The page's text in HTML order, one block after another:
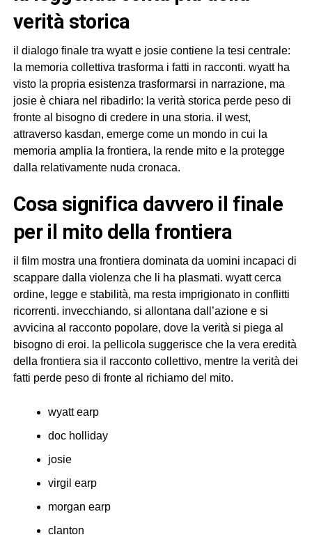
verità storica
il dialogo finale tra wyatt e josie contiene la tesi centrale:
la memoria collettiva trasforma i fatti in racconti. wyatt ha
visto la propria esistenza trasformarsi in narrazione, ma
josie è chiara nel ribadirlo: la verità storica perde peso di
fronte al bisogno di credere in una storia. il west,
attraverso kasdan, emerge come un mondo in cui la
memoria amplia la frontiera, la rende mito e la protegge
dalla relativamente nuda cronaca.
cosa significa davvero il finale
per il mito della frontiera
il film mostra una frontiera dominata da uomini incapaci di
scappare dalla violenza che li ha plasmati. wyatt cerca
ordine, legge e stabilità, ma resta imprigionato in conflitti
ricorrenti. invecchiando, si allontana dall’azione e si
avvicina al racconto popolare, dove la verità si piega al
bisogno di eroi. la pellicola suggerisce che la vera eredità
della frontiera sia il racconto collettivo, mentre la verità dei
fatti perde peso di fronte al richiamo del mito.
wyatt earp
doc holliday
josie
virgil earp
morgan earp
clanton